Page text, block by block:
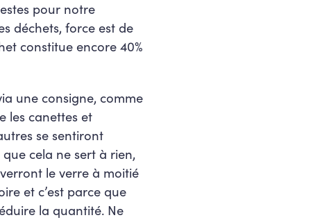
pour notre
déchets, force est de
constitue encore 40%
une consigne, comme
les canettes et
se sentiront
cela ne sert à rien,
le verre à moitié
et c’est parce que
la quantité. Ne